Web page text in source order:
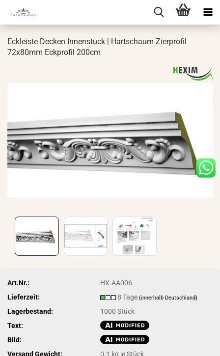
Eck­leis­te De­cken In­nen­stuck | Hart­schaum Zier­pro­fil
72x80mm Eck­pro­fil 200cm
Art.Nr.:
HX-AA006
Lieferzeit:
8 Tage(innerhalb Deutschland)
Lagerbestand: 1000Stück
Text:
Bild:
Versand Gewicht:
0.1 kg je Stück